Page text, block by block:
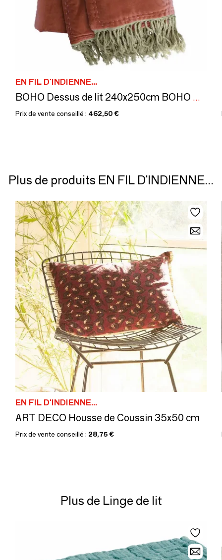
EN FIL D'INDIENNE...
BOHO Dessus de lit 240x250cm BOHO TERRACOTTA
Prix de vente conseillé : 462,50 €
Plus de produits EN FIL D'INDIENNE...
EN FIL D'INDIENNE...
ART DECO Housse de Coussin 35x50 cm
Prix de vente conseillé : 28,75 €
Plus de Linge de lit